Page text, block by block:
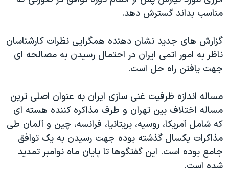
مناسب بداند گسترش دهد.
گزارش های جدید نشان دهنده همگرایی نظرات کارشناسان
ناظر به امور اتمی ایران در احتمال رسیدن به مصالحه ای
جهت یافتن راه حل است.
مساله اندازه ظرفیت غنی سازی ایران به عنوان اصلی ترین
مساله اختلاف بین تهران و طرف مذاکره کننده هسته ای
که شامل آمریکا، روسیه، بریتانیا، فرانسه، چین و آلمان طی
مذاکرات یکسال گذشته بوده جهت رسیدن به یک توافق
جامع بوده است. این گفتگوها تا پایان ماه نوامبر تمدید
شده است.